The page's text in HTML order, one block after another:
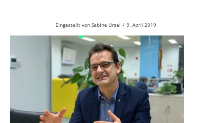
Eingestellt vonSabine Ursel / 9. April 2019